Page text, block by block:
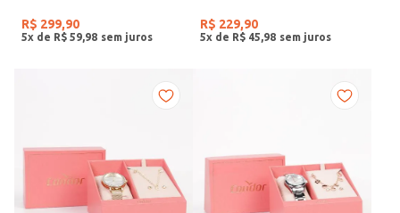
R$ 299,90
5x de R$ 59 98
R$ 229,90
5x de R$ 45 98